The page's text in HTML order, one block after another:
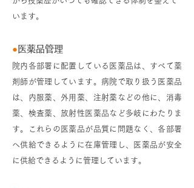
います。
● 医薬品管理
院内各部署に配置している医薬品は、すべて薬
剤師が管理しています。病院で取り扱う医薬品
は、内服薬、外用薬、注射薬などの他に、消毒
薬、検査薬、放射性医薬品など多岐にわたりま
す。これらの医薬品が品質に問題なく、各部署
へ供給できるように在庫管理し、医薬品が安全
に供給できるように管理しています。